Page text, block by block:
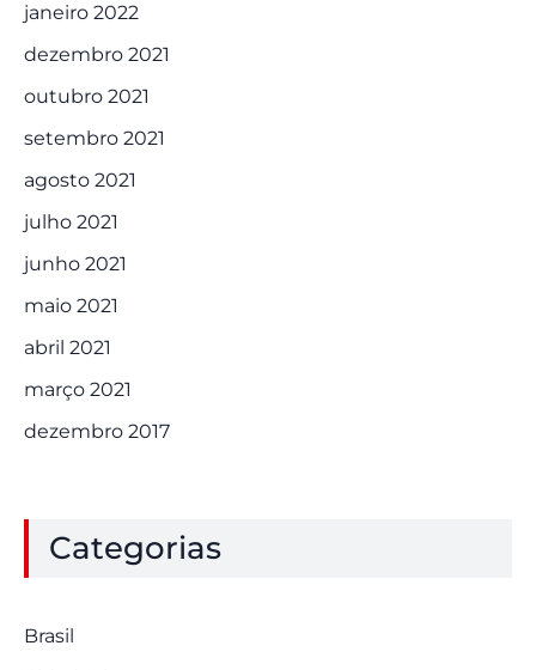
janeiro 2022
dezembro 2021
outubro 2021
setembro 2021
agosto 2021
julho 2021
junho 2021
maio 2021
abril 2021
março 2021
dezembro 2017
Categorias
Brasil